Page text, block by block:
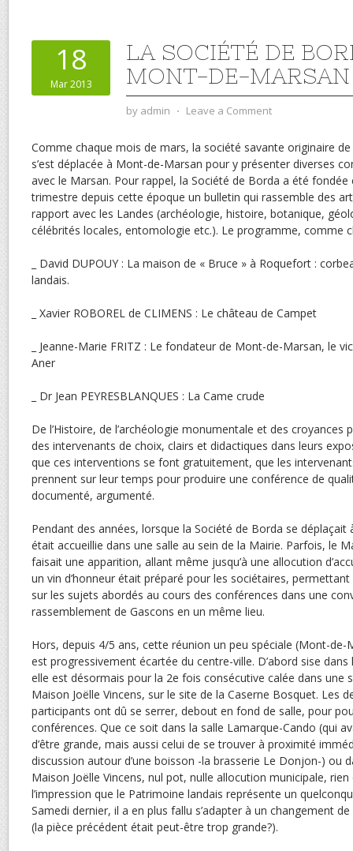
18
Mar 2013
LA SOCIÉTÉ DE
MONT-DE-MARSAN
by admin ⋅ Leave a Comment
Comme chaque mois de mars, la société savante originaire
s’est déplacée à Mont-de-Marsan pour y présenter diverses
avec le Marsan. Pour rappel, la Société de Borda a été fondée
trimestre depuis cette époque un bulletin qui rassemble des
rapport avec les Landes (archéologie, histoire, botanique,
célébrités locales, entomologie etc.). Le programme, comme
_ David DUPOUY : La maison de « Bruce » à Roquefort :
landais.
_ Xavier ROBOREL de CLIMENS : Le château de Campet
_ Jeanne-Marie FRITZ : Le fondateur de Mont-de-Marsan, le
Aner
_ Dr Jean PEYRESBLANQUES : La Came crude
De l’Histoire, de l’archéologie monumentale et des croyances
des intervenants de choix, clairs et didactiques dans leurs
que ces interventions se font gratuitement, que les
prennent sur leur temps pour produire une conférence de
documenté, argumenté.
Pendant des années, lorsque la Société de Borda se
était accueillie dans une salle au sein de la Mairie. Parfois, le
faisait une apparition, allant même jusqu’à une allocution
un vin d’honneur était préparé pour les sociétaires,
sur les sujets abordés au cours des conférences dans une
rassemblement de Gascons en un même lieu.
Hors, depuis 4/5 ans, cette réunion un peu spéciale (Mont-de-
est progressivement écartée du centre-ville. D’abord sise
elle est désormais pour la 2e fois consécutive calée dans une
Maison Joëlle Vincens, sur le site de la Caserne Bosquet. Les
participants ont dû se serrer, debout en fond de salle, pour
conférences. Que ce soit dans la salle Lamarque-Cando (qui
d’être grande, mais aussi celui de se trouver à proximité
discussion autour d’une boisson -la brasserie Le Donjon-) ou
Maison Joëlle Vincens, nul pot, nulle allocution municipale,
l’impression que le Patrimoine landais représente un
Samedi dernier, il a en plus fallu s’adapter à un changement
(la pièce précédent était peut-être trop grande?).